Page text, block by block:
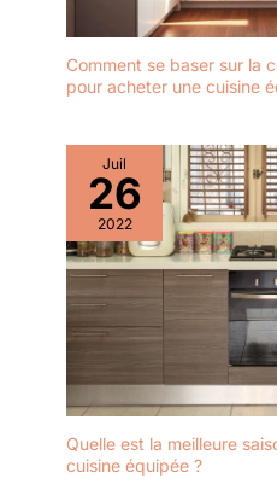
Comment se baser sur la
pour acheter une cuisine
Juil
26
2022
Quelle est la meilleure
cuisine équipée ?